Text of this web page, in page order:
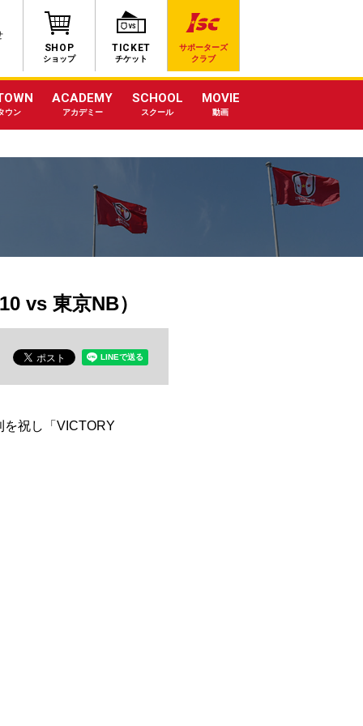
ウン
ACADEMY
アカデミー
SCHOOL
スクール
MOVIE
動画
SHOP
ショップ
TICKET
チケット
サポーターズ
クラブ
vs 東京NB）
を祝し「VICTORY